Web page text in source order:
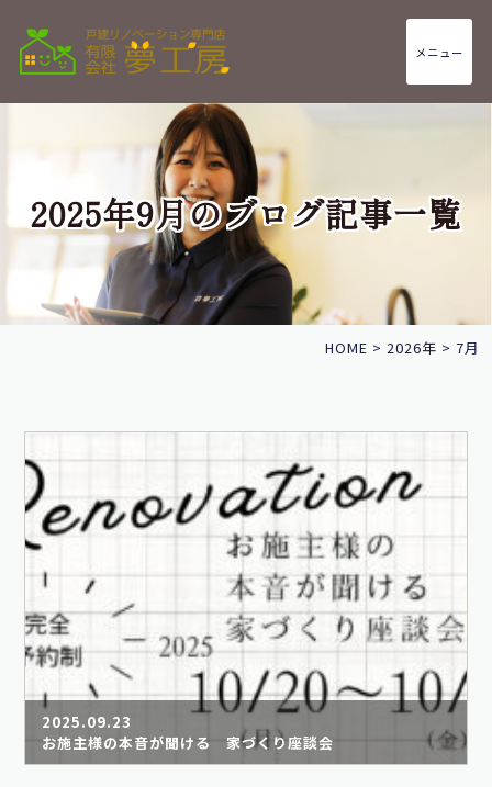
メニュー
2025年9月のブログ記事一覧
HOME > 2026年 > 7月
2025.09.23
お施主様の本音が聞ける 家づくり座談会